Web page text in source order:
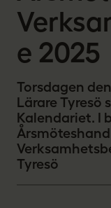
e 2025
Torsdagen
Lärare Tyresö
Kalendariet. I
Tyresö